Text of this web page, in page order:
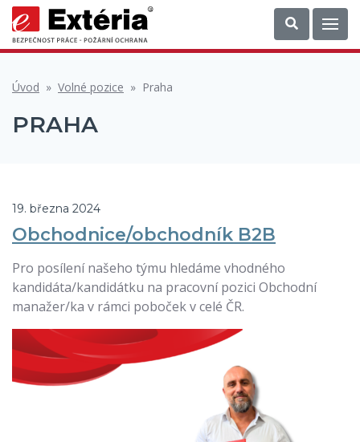
Úvod » Volné pozice » Praha
PRAHA
19. března 2024
Obchodnice/obchodník B2B
Pro posílení našeho týmu hledáme vhodného
kandidáta/kandidátku na pracovní pozici Obchodní
manažer/ka v rámci poboček v celé ČR.